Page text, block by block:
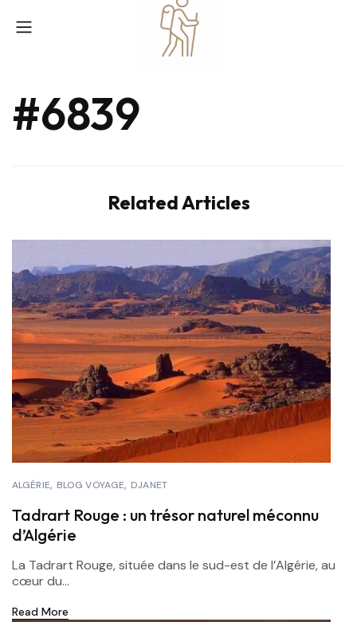
#6839
Related Articles
ALGÉRIE BLOG VOYAGE DJANET
Tadrart Rouge : un trésor naturel méconnu
d’Algérie
La Tadrart Rouge, située dans le sud-est de l’Algérie, au
cœur du...
Read More